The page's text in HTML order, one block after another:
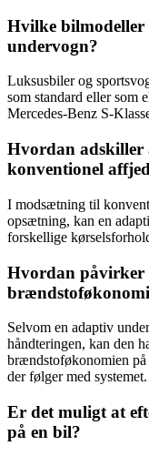
Hvilke bilmodeller
undervogn?
Luksusbiler og
som standard eller som
Mercedes-Benz S-
Hvordan adskiller
konventionel
I modsætning til
opsætning, kan en
forskellige
Hvordan påvirker
Selvom en adaptiv
håndteringen, kan den
brændstoføkonomien
der følger med systemet.
Er det muligt at
på en bil?